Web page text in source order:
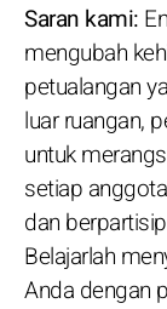
Saran kami:
mengubah
petualangan
luar ruangan,
untuk
setiap
dan
Belajarlah
Anda dengan